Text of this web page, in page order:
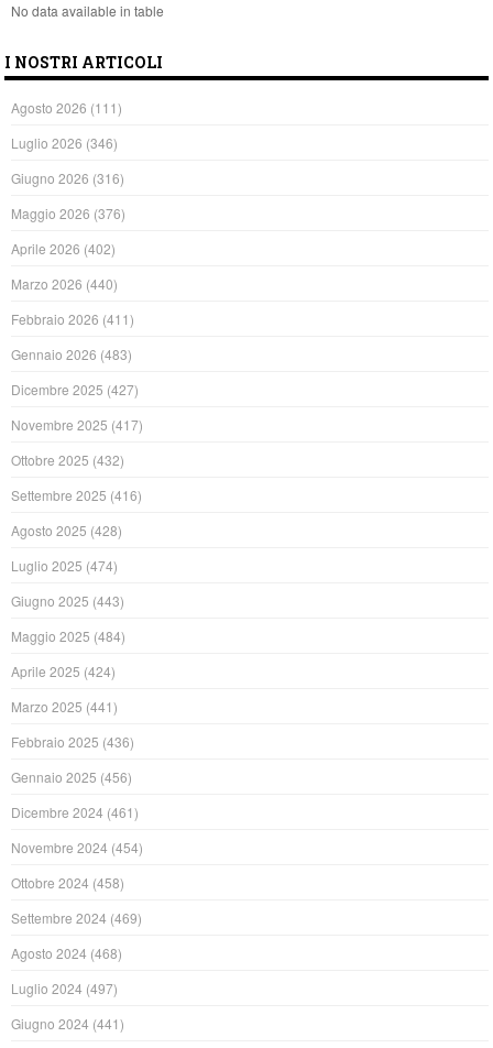
No data available in table
I NOSTRI ARTICOLI
Agosto 2026 (111)
Luglio 2026 (346)
Giugno 2026 (316)
Maggio 2026 (376)
Aprile 2026 (402)
Marzo 2026 (440)
Febbraio 2026 (411)
Gennaio 2026 (483)
Dicembre 2025 (427)
Novembre 2025 (417)
Ottobre 2025 (432)
Settembre 2025 (416)
Agosto 2025 (428)
Luglio 2025 (474)
Giugno 2025 (443)
Maggio 2025 (484)
Aprile 2025 (424)
Marzo 2025 (441)
Febbraio 2025 (436)
Gennaio 2025 (456)
Dicembre 2024 (461)
Novembre 2024 (454)
Ottobre 2024 (458)
Settembre 2024 (469)
Agosto 2024 (468)
Luglio 2024 (497)
Giugno 2024 (441)